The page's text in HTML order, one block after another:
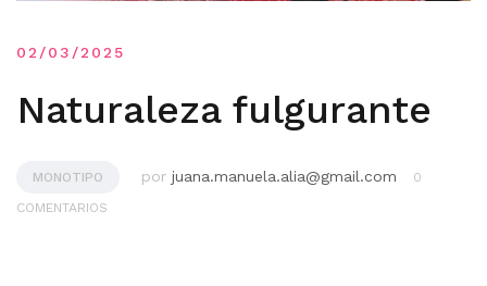
02/03/2025
Naturaleza fulgurante
MONOTIPO por juana.manuela.alia@gmail.com
0
COMENTARIOS